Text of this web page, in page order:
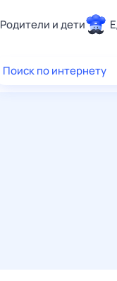
Родители и дети
Здоровье
Поиск по интернету